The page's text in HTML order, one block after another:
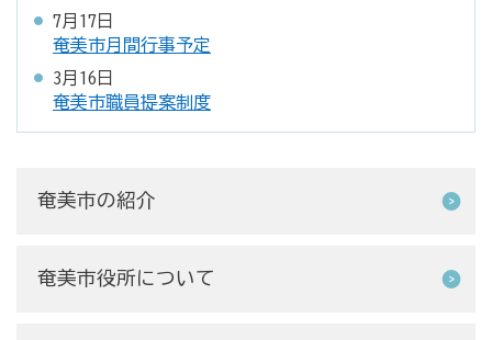
7月17日
奄美市月間行事予定
3月16日
奄美市職員提案制度
奄美市の紹介
奄美市役所について